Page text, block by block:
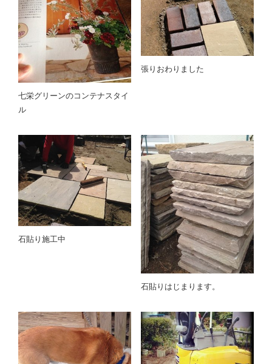
七栄グリーンのコンテナスタイ
ル
張りおわりました
石貼り施工中
石貼りはじまります。